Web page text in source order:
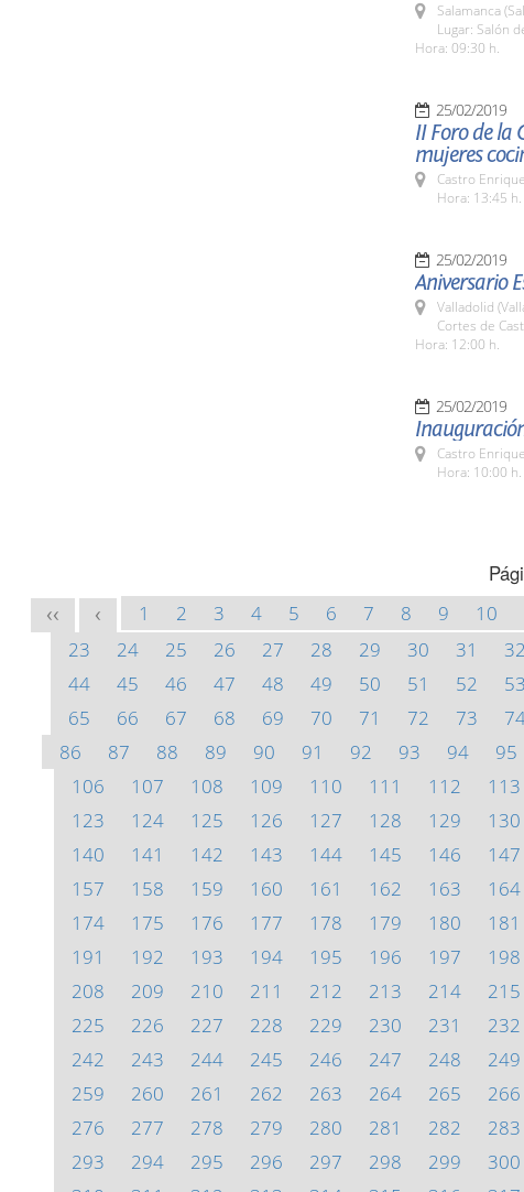
Salamanca
Lugar: Salón
Hora: 09:30 h.
25/02/2019
II Foro de la
mujeres
Castro
Hora: 13:45 h.
25/02/2019
Aniversario
Valladolid
Cortes de
Hora: 12:00 h.
25/02/2019
Castro
Hora: 10:00 h.
<< < 1 2 3 4 5 6 7 8 9 10
23
24 25 26 27 28 29 30 31 32
44
45 46 47 48 49 50 51 52 53
65
66 67 68 69 70 71 72 73
86
87 88 89 90 91 92 93 94 95
106
107 108 109 110 111 112 113
123
124 125 126 127 128 129 130
140
141 142 143 144 145 146 147
157
158 159 160 161 162 163 164
174
175 176 177 178 179 180 181
191
192 193 194 195 196 197 198
208
209 210 211 212 213 214 215
225
226 227 228 229 230 231 232
242
243 244 245 246 247 248 249
259
260 261 262 263 264 265 266
276
277 278 279 280 281 282 283
293
294 295 296 297 298 299 300